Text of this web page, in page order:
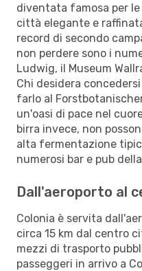
diventata famosa per le
città elegante e
record di secondo
non perdere sono i
Ludwig, il Museum
Chi desidera
farlo al
un'oasi di pace nel
birra invece, non
alta fermentazione
numerosi bar e pub
Dall'aeroporto al
Colonia è servita
circa 15 km dal centro
mezzi di trasporto
passeggeri in arrivo a